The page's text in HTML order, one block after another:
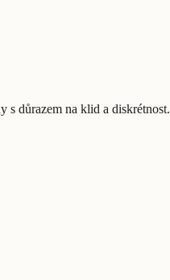
s důrazem na klid a diskrétnost.